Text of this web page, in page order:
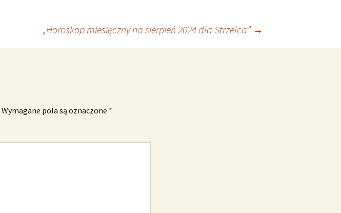
„Horoskop miesięczny na sierpień 2024 dla Strzelca” →
Wymagane pola są oznaczone *